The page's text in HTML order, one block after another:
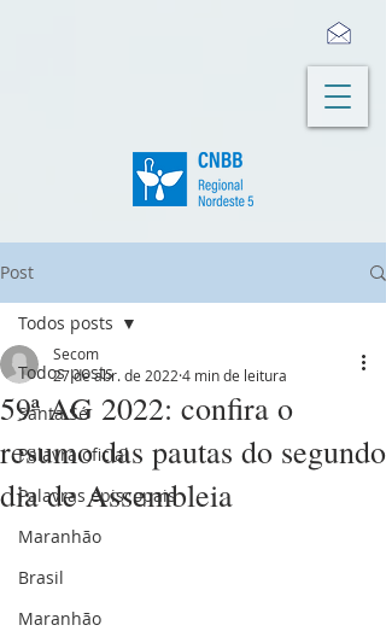
Post
Todos posts
Santa Sé
Palavra oficial
Palavras episcopais
Maranhão
Brasil
Maranhão
Todos posts
59ª AG 2022: confira o
resumo das pautas do segundo
dia de Assembleia
Secom
27 de abr. de 2022 4 min de leitura